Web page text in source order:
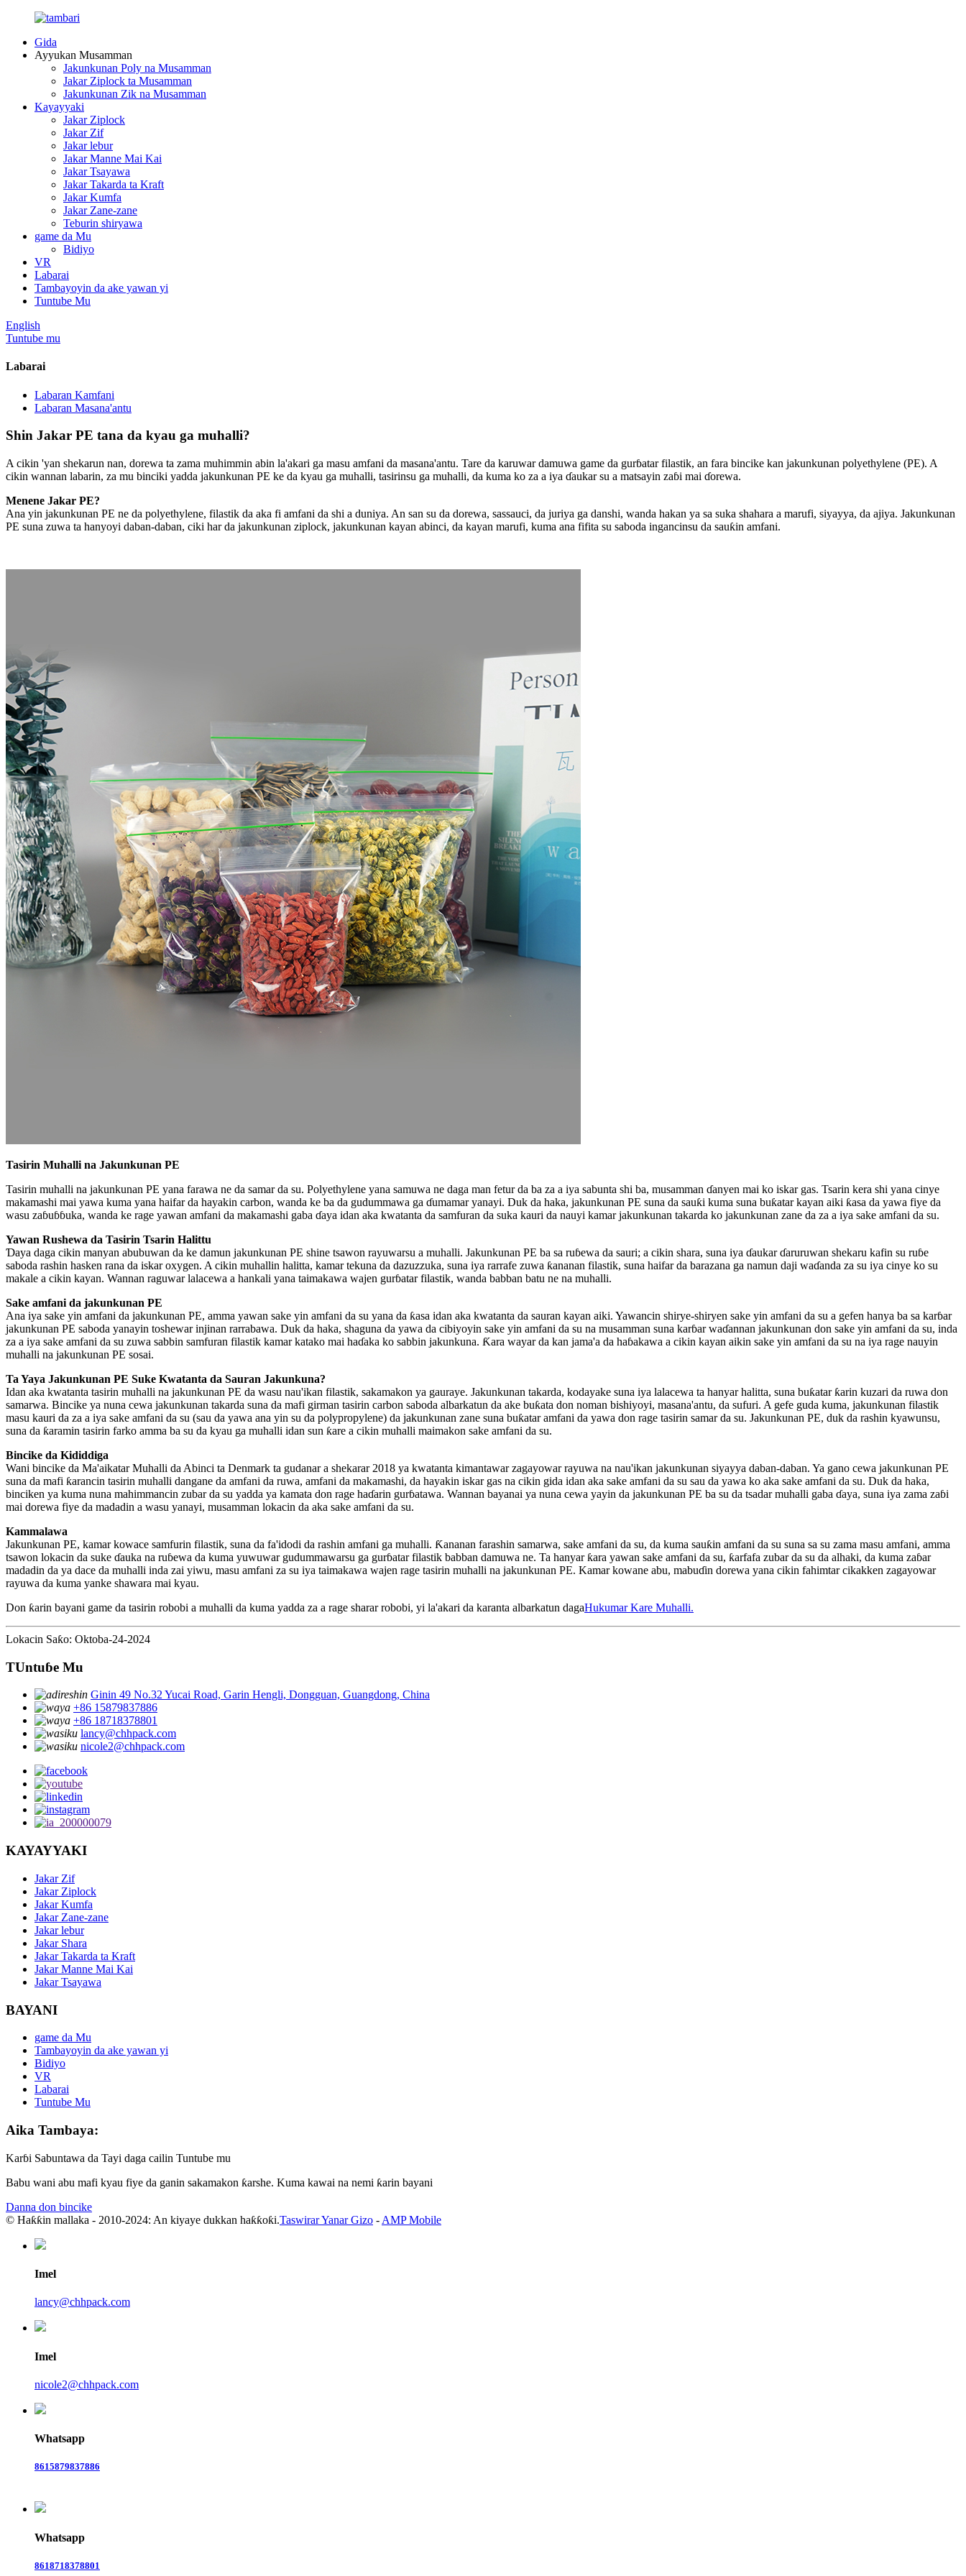
Gida
Ayyukan Musamman
Jakunkunan Poly na Musamman
Jakar Ziplock ta Musamman
Jakunkunan Zik na Musamman
Kayayyaki
Jakar Ziplock
Jakar Zif
Jakar lebur
Jakar Manne Mai Kai
Jakar Tsayawa
Jakar Takarda ta Kraft
Jakar Kumfa
Jakar Zane-zane
Teburin shiryawa
game da Mu
Bidiyo
VR
Labarai
Tambayoyin da ake yawan yi
Tuntube Mu
English
Tuntube mu
Labarai
Labaran Kamfani
Labaran Masana'antu
Shin Jakar PE tana da kyau ga muhalli?
A cikin 'yan shekarun nan, dorewa ta zama muhimmin abin la'akari ga masu amfani da masana'antu. Tare da karuwar damuwa game da gurɓatar filastik, an fara bincike kan jakunkunan polyethylene (PE). A
cikin wannan labarin, za mu binciki yadda jakunkunan PE ke da kyau ga muhalli, tasirinsu ga muhalli, da kuma ko za a iya ɗaukar su a matsayin zaɓi mai ɗorewa.
Menene Jakar PE?
Ana yin jakunkunan PE ne da polyethylene, filastik da aka fi amfani da shi a duniya. An san su da dorewa, sassauci, da juriya ga danshi, wanda hakan ya sa suka shahara a marufi, siyayya, da ajiya. Jakunkunan
PE suna zuwa ta hanyoyi daban-daban, ciki har da jakunkunan ziplock, jakunkunan kayan abinci, da kayan marufi, kuma ana fifita su saboda ingancinsu da sauƙin amfani.
Tasirin Muhalli na Jakunkunan PE
Tasirin muhalli na jakunkunan PE yana farawa ne da samar da su. Polyethylene yana samuwa ne daga man fetur da ba za a iya sabunta shi ba, musamman ɗanyen mai ko iskar gas. Tsarin kera shi yana cinye
makamashi mai yawa kuma yana haifar da hayakin carbon, wanda ke ba da gudummawa ga ɗumamar yanayi. Duk da haka, jakunkunan PE suna da sauƙi kuma suna buƙatar kayan aiki ƙasa da yawa fiye da
wasu zaɓuɓɓuka, wanda ke rage yawan amfani da makamashi gaba ɗaya idan aka kwatanta da samfuran da suka kauri da nauyi kamar jakunkunan takarda ko jakunkunan zane da za a iya sake amfani da su.
Yawan Rushewa da Tasirin Tsarin Halittu
Ɗaya daga cikin manyan abubuwan da ke damun jakunkunan PE shine tsawon rayuwarsu a muhalli. Jakunkunan PE ba sa ruɓewa da sauri; a cikin shara, suna iya ɗaukar ɗaruruwan shekaru kafin su ruɓe
saboda rashin hasken rana da iskar oxygen. A cikin muhallin halitta, kamar tekuna da dazuzzuka, suna iya rarrafe zuwa ƙananan filastik, suna haifar da barazana ga namun daji waɗanda za su iya cinye ko su
makale a cikin kayan. Wannan raguwar lalacewa a hankali yana taimakawa wajen gurɓatar filastik, wanda babban batu ne na muhalli.
Sake amfani da jakunkunan PE
Ana iya sake yin amfani da jakunkunan PE, amma yawan sake yin amfani da su yana da ƙasa idan aka kwatanta da sauran kayan aiki. Yawancin shirye-shiryen sake yin amfani da su a gefen hanya ba sa karɓar
jakunkunan PE saboda yanayin toshewar injinan rarrabawa. Duk da haka, shaguna da yawa da cibiyoyin sake yin amfani da su na musamman suna karɓar waɗannan jakunkunan don sake yin amfani da su, inda
za a iya sake amfani da su zuwa sabbin samfuran filastik kamar katako mai haɗaka ko sabbin jakunkuna. Ƙara wayar da kan jama'a da haɓakawa a cikin kayan aikin sake yin amfani da su na iya rage nauyin
muhalli na jakunkunan PE sosai.
Ta Yaya Jakunkunan PE Suke Kwatanta da Sauran Jakunkuna?
Idan aka kwatanta tasirin muhalli na jakunkunan PE da wasu nau'ikan filastik, sakamakon ya gauraye. Jakunkunan takarda, kodayake suna iya lalacewa ta hanyar halitta, suna buƙatar ƙarin kuzari da ruwa don
samarwa. Bincike ya nuna cewa jakunkunan takarda suna da mafi girman tasirin carbon saboda albarkatun da ake buƙata don noman bishiyoyi, masana'antu, da sufuri. A gefe guda kuma, jakunkunan filastik
masu kauri da za a iya sake amfani da su (sau da yawa ana yin su da polypropylene) da jakunkunan zane suna buƙatar amfani da yawa don rage tasirin samar da su. Jakunkunan PE, duk da rashin kyawunsu,
suna da ƙaramin tasirin farko amma ba su da kyau ga muhalli idan sun ƙare a cikin muhalli maimakon sake amfani da su.
Bincike da Kididdiga
Wani bincike da Ma'aikatar Muhalli da Abinci ta Denmark ta gudanar a shekarar 2018 ya kwatanta kimantawar zagayowar rayuwa na nau'ikan jakunkunan siyayya daban-daban. Ya gano cewa jakunkunan PE
suna da mafi ƙarancin tasirin muhalli dangane da amfani da ruwa, amfani da makamashi, da hayakin iskar gas na cikin gida idan aka sake amfani da su sau da yawa ko aka sake amfani da su. Duk da haka,
binciken ya kuma nuna mahimmancin zubar da su yadda ya kamata don rage haɗarin gurɓatawa. Wannan bayanai ya nuna cewa yayin da jakunkunan PE ba su da tsadar muhalli gaba ɗaya, suna iya zama zaɓi
mai dorewa fiye da madadin a wasu yanayi, musamman lokacin da aka sake amfani da su.
Kammalawa
Jakunkunan PE, kamar kowace samfurin filastik, suna da fa'idodi da rashin amfani ga muhalli. Ƙananan farashin samarwa, sake amfani da su, da kuma sauƙin amfani da su suna sa su zama masu amfani, amma
tsawon lokacin da suke ɗauka na ruɓewa da kuma yuwuwar gudummawarsu ga gurɓatar filastik babban damuwa ne. Ta hanyar ƙara yawan sake amfani da su, ƙarfafa zubar da su da alhaki, da kuma zaɓar
madadin da ya dace da muhalli inda zai yiwu, masu amfani za su iya taimakawa wajen rage tasirin muhalli na jakunkunan PE. Kamar kowane abu, mabuɗin dorewa yana cikin fahimtar cikakken zagayowar
rayuwa da kuma yanke shawara mai kyau.
Don ƙarin bayani game da tasirin robobi a muhalli da kuma yadda za a rage sharar robobi, yi la'akari da karanta albarkatun dagaHukumar Kare Muhalli.
Lokacin Saƙo: Oktoba-24-2024
TUntuɓe Mu
Ginin 49 No.32 Yucai Road, Garin Hengli, Dongguan, Guangdong, China
+86 15879837886
+86 18718378801
lancy@chhpack.com
nicole2@chhpack.com
KAYAYYAKI
Jakar Zif
Jakar Ziplock
Jakar Kumfa
Jakar Zane-zane
Jakar lebur
Jakar Shara
Jakar Takarda ta Kraft
Jakar Manne Mai Kai
Jakar Tsayawa
BAYANI
game da Mu
Tambayoyin da ake yawan yi
Bidiyo
VR
Labarai
Tuntube Mu
Aika Tambaya:
Karɓi Sabuntawa da Tayi daga cailin Tuntube mu
Babu wani abu mafi kyau fiye da ganin sakamakon ƙarshe. Kuma kawai na nemi ƙarin bayani
Danna don bincike
© Haƙƙin mallaka - 2010-2024: An kiyaye dukkan haƙƙoƙi.Taswirar Yanar Gizo - AMP Mobile
Imel
lancy@chhpack.com
Imel
nicole2@chhpack.com
Whatsapp
8615879837886
Whatsapp
8618718378801